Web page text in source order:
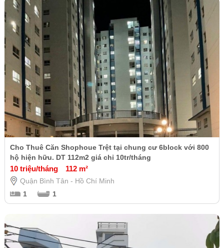
Cho Thuê Căn Shophoue Trệt tại chung cư 6block với 800
hộ hiện hữu. DT 112m2 giá chỉ 10tr/tháng
10 triệu/tháng 112 m²
Quận Bình Tân - Hồ Chí Minh
1
1